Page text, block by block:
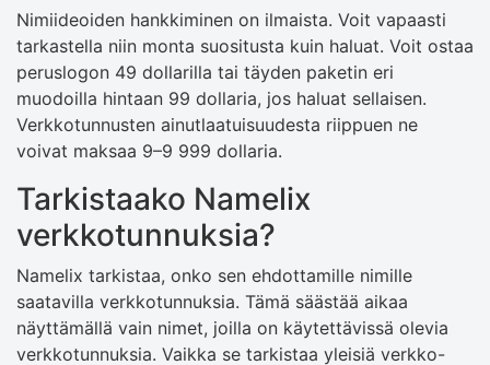
Nimiideoiden hankkiminen on ilmaista. Voit vapaasti
tarkastella niin monta suositusta kuin haluat. Voit ostaa
peruslogon 49 dollarilla tai täyden paketin eri
muodoilla hintaan 99 dollaria, jos haluat sellaisen.
Verkkotunnusten ainutlaatuisuudesta riippuen ne
voivat maksaa 9–9 999 dollaria.
Tarkistaako Namelix
verkkotunnuksia?
Namelix tarkistaa, onko sen ehdottamille nimille
saatavilla verkkotunnuksia. Tämä säästää aikaa
näyttämällä vain nimet, joilla on käytettävissä olevia
verkkotunnuksia. Vaikka se tarkistaa yleisiä verkko-